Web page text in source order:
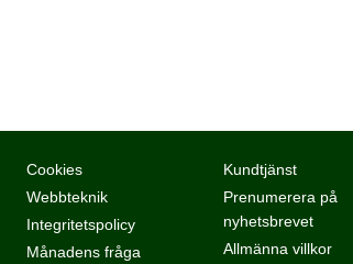
Cookies
Webbteknik
Integritetspolicy
Månadens fråga
Kundtjänst
Prenumerera på
nyhetsbrevet
Allmänna villkor